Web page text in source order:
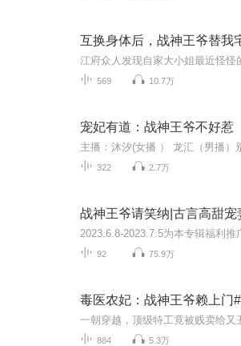
互换身体后，战神王爷替我
569 10.7万
宠妃有道：战神王爷不好惹
322 2.7万
战神王爷请笑纳|古言高甜宠
92 75.9万
884 5.3万